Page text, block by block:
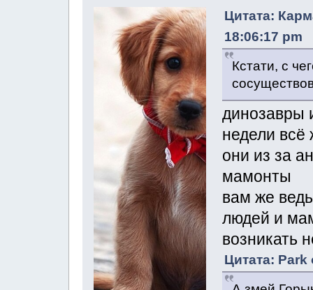
Цитата:
18:06:17 pm
Кстати, с
динозавры
недели
они из за
мамонты
вам же
людей и
возникать
Цитата: Park